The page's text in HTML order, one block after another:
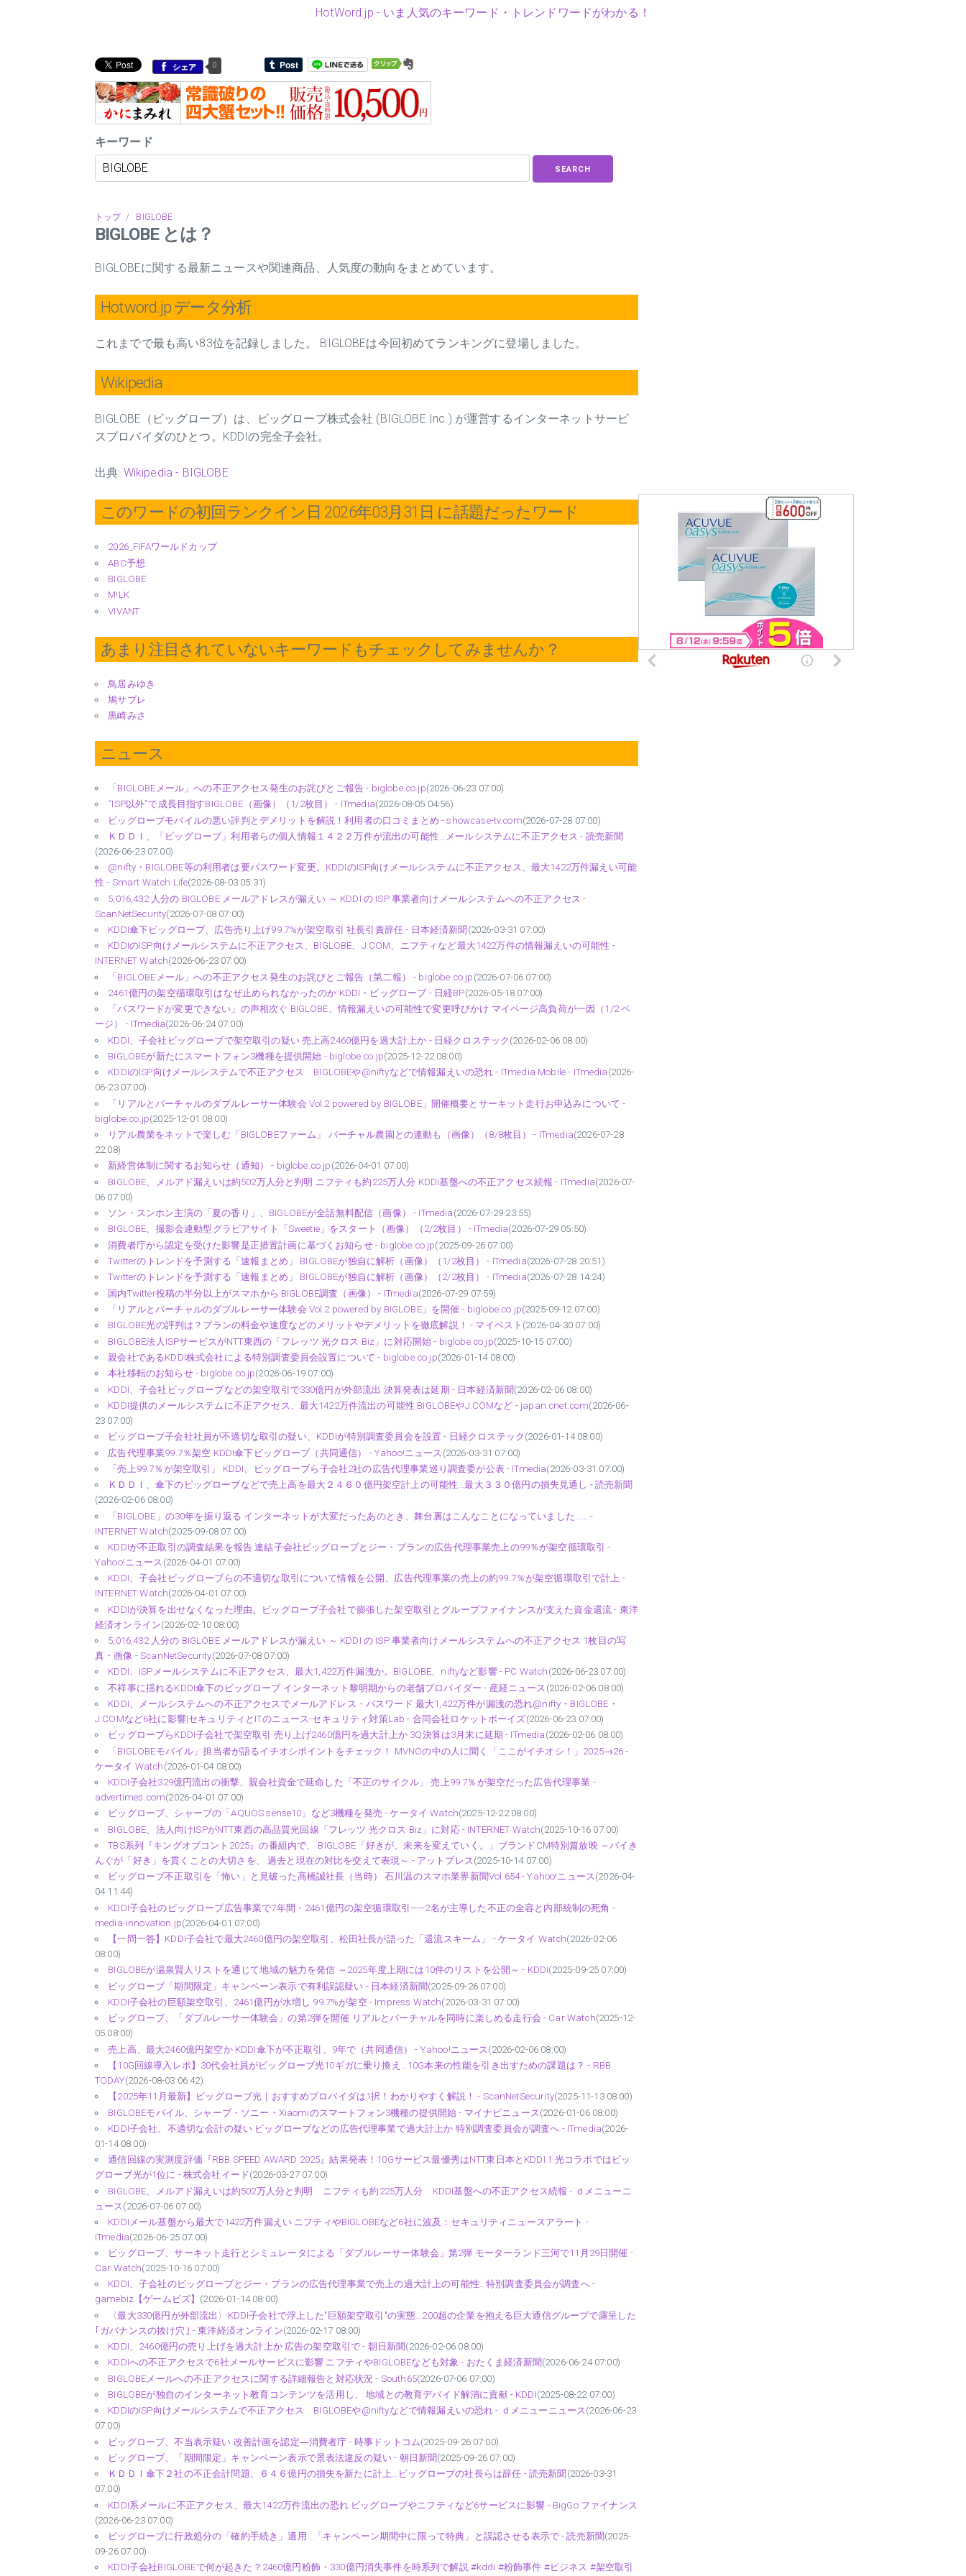
HotWord.jp - いま人気のキーワード・トレンドワードがわかる！
シェア 0
キーワード
SEARCH
トップ/ BIGLOBE
BIGLOBE とは？
BIGLOBEに関する最新ニュースや関連商品、人気度の動向をまとめています。
Hotword.jp データ分析
これまでで最も高い83位を記録しました。 BIGLOBEは今回初めてランキングに登場しました。
Wikipedia
BIGLOBE（ビッグローブ）は、ビッグローブ株式会社 (BIGLOBE Inc.) が運営するインターネットサービ
スプロバイダのひとつ。KDDIの完全子会社。
出典: Wikipedia - BIGLOBE
このワードの初回ランクイン日 2026年03月31日 に話題だったワード
2026_FIFAワールドカップ
ABC予想
BIGLOBE
M!LK
VIVANT
あまり注目されていないキーワードもチェックしてみませんか？
鳥居みゆき
鳩サブレ
黒崎みさ
ニュース
「BIGLOBEメール」への不正アクセス発生のお詫びとご報告 - biglobe.co.jp(2026-06-23 07:00)
“ISP以外”で成長目指すBIGLOBE（画像）（1/2枚目） - ITmedia(2026-08-05 04:56)
ビッグローブモバイルの悪い評判とデメリットを解説！利用者の口コミまとめ - showcase-tv.com(2026-07-28 07:00)
ＫＤＤＩ、「ビッグローブ」利用者らの個人情報１４２２万件が流出の可能性…メールシステムに不正アクセス - 読売新聞
(2026-06-23 07:00)
@nifty・BIGLOBE等の利用者は要パスワード変更。KDDIのISP向けメールシステムに不正アクセス、最大1422万件漏えい可能
性 - Smart Watch Life(2026-08-03 05:31)
5,016,432 人分の BIGLOBE メールアドレスが漏えい ～ KDDI の ISP 事業者向けメールシステムへの不正アクセス -
ScanNetSecurity(2026-07-08 07:00)
KDDI傘下ビッグローブ、広告売り上げ99.7%が架空取引 社長引責辞任 - 日本経済新聞 (2026-03-31 07:00)
KDDIのISP向けメールシステムに不正アクセス、BIGLOBE、J:COM、ニフティなど最大1422万件の情報漏えいの可能性 -
INTERNET Watch(2026-06-23 07:00)
「BIGLOBEメール」への不正アクセス発生のお詫びとご報告（第二報） - biglobe.co.jp (2026-07-06 07:00)
2461億円の架空循環取引はなぜ止められなかったのか KDDI・ビッグローブ - 日経BP(2026-05-18 07:00)
「パスワードが変更できない」の声相次ぐ BIGLOBE、情報漏えいの可能性で変更呼びかけ マイページ高負荷が一因（1/2 ペ
ージ） - ITmedia(2026-06-24 07:00)
KDDI、子会社ビッグローブで架空取引の疑い 売上高2460億円を過大計上か - 日経クロステック (2026-02-06 08:00)
BIGLOBEが新たにスマートフォン3機種を提供開始 - biglobe.co.jp(2025-12-22 08:00)
KDDIのISP向けメールシステムで不正アクセス BIGLOBEや@niftyなどで情報漏えいの恐れ - ITmedia Mobile - ITmedia (2026-
06-23 07:00)
「リアルとバーチャルのダブルレーサー体験会 Vol.2 powered by BIGLOBE」開催概要とサーキット走行お申込みについて -
biglobe.co.jp(2025-12-01 08:00)
リアル農業をネットで楽しむ「BIGLOBEファーム」 バーチャル農園との連動も（画像）（8/8枚目） - ITmedia(2026-07-28
22:08)
新経営体制に関するお知らせ（通知） - biglobe.co.jp (2026-04-01 07:00)
BIGLOBE、メルアド漏えいは約502万人分と判明 ニフティも約225万人分 KDDI基盤への不正アクセス続報 - ITmedia(2026-07-
06 07:00)
ソン・スンホン主演の「夏の香り」、BIGLOBEが全話無料配信（画像） - ITmedia (2026-07-29 23:55)
BIGLOBE、撮影会連動型グラビアサイト「Sweetie」をスタート（画像）（2/2枚目） - ITmedia(2026-07-29 05:50)
消費者庁から認定を受けた影響是正措置計画に基づくお知らせ - biglobe.co.jp(2025-09-26 07:00)
Twitterのトレンドを予測する「速報まとめ」 BIGLOBEが独自に解析（画像）（1/2枚目） - ITmedia(2026-07-28 20:51)
Twitterのトレンドを予測する「速報まとめ」 BIGLOBEが独自に解析（画像）（2/2枚目） - ITmedia(2026-07-28 14:24)
国内Twitter投稿の半分以上がスマホから BIGLOBE調査（画像） - ITmedia(2026-07-29 07:59)
「リアルとバーチャルのダブルレーサー体験会 Vol.2 powered by BIGLOBE」を開催 - biglobe.co.jp(2025-09-12 07:00)
BIGLOBE光の評判は？プランの料金や速度などのメリットやデメリットを徹底解説！ - マイベスト (2026-04-30 07:00)
BIGLOBE法人ISPサービスがNTT東西の「フレッツ 光クロス Biz」に対応開始 - biglobe.co.jp(2025-10-15 07:00)
親会社であるKDDI株式会社による特別調査委員会設置について - biglobe.co.jp(2026-01-14 08:00)
本社移転のお知らせ - biglobe.co.jp(2026-06-19 07:00)
KDDI、子会社ビッグローブなどの架空取引で330億円が外部流出 決算発表は延期 - 日本経済新聞(2026-02-06 08:00)
KDDI提供のメールシステムに不正アクセス、最大1422万件流出の可能性 BIGLOBEやJ:COMなど - japan.cnet.com(2026-06-
23 07:00)
ビッグローブ子会社社員が不適切な取引の疑い、KDDIが特別調査委員会を設置 - 日経クロステック (2026-01-14 08:00)
広告代理事業99.7％架空 KDDI傘下ビッグローブ（共同通信） - Yahoo!ニュース (2026-03-31 07:00)
「売上99.7％が架空取引」 KDDI、ビッグローブら子会社2社の広告代理事業巡り調査委が公表 - ITmedia(2026-03-31 07:00)
ＫＤＤＩ、傘下のビッグローブなどで売上高を最大２４６０億円架空計上の可能性…最大３３０億円の損失見通し - 読売新聞
(2026-02-06 08:00)
「BIGLOBE」の30年を振り返る インターネットが大変だったあのとき、舞台裏はこんなことになっていました…… -
INTERNET Watch(2025-09-08 07:00)
KDDIが不正取引の調査結果を報告 連結子会社ビッグローブとジー・プランの広告代理事業売上の99％が架空循環取引 -
Yahoo!ニュース (2026-04-01 07:00)
KDDI、子会社ビッグローブらの不適切な取引について情報を公開、広告代理事業の売上の約99.7％が架空循環取引で計上 -
INTERNET Watch(2026-04-01 07:00)
KDDIが決算を出せなくなった理由。ビッグローブ子会社で膨張した架空取引とグループファイナンスが支えた資金還流 - 東洋
経済オンライン(2026-02-10 08:00)
5,016,432 人分の BIGLOBE メールアドレスが漏えい ～ KDDI の ISP 事業者向けメールシステムへの不正アクセス 1枚目の写
真・画像 - ScanNetSecurity(2026-07-08 07:00)
KDDI、ISPメールシステムに不正アクセス、最大1,422万件漏洩か。BIGLOBE、niftyなど影響 - PC Watch (2026-06-23 07:00)
不祥事に揺れるKDDI傘下のビッグローブ インターネット黎明期からの老舗プロバイダー - 産経ニュース (2026-02-06 08:00)
KDDI、メールシステムへの不正アクセスでメールアドレス・パスワード 最大1,422万件が漏洩の恐れ@nifty・BIGLOBE・
J:COMなど6社に影響|セキュリティとITのニュース-セキュリティ対策Lab - 合同会社ロケットボーイズ(2026-06-23 07:00)
ビッグローブらKDDI子会社で架空取引 売り上げ2460億円を過大計上か 3Q決算は3月末に延期 - ITmedia (2026-02-06 08:00)
「BIGLOBEモバイル」担当者が語るイチオシポイントをチェック！ MVNOの中の人に聞く「ここがイチオシ！」2025→26 -
ケータイ Watch (2026-01-04 08:00)
KDDI子会社329億円流出の衝撃、親会社資金で延命した「不正のサイクル」 売上99.7％が架空だった広告代理事業 -
advertimes.com(2026-04-01 07:00)
ビッグローブ、シャープの「AQUOS sense10」など3機種を発売 - ケータイ Watch(2025-12-22 08:00)
BIGLOBE、法人向けISPがNTT東西の高品質光回線「フレッツ 光クロス Biz」に対応 - INTERNET Watch(2025-10-16 07:00)
TBS系列『キングオブコント2025』の番組内で、 BIGLOBE「好きが、未来を変えていく。」ブランドCM特別篇放映 ～バイき
んぐが「好き」を貫くことの大切さを、 過去と現在の対比を交えて表現～ - アットプレス (2025-10-14 07:00)
ビッグローブ不正取引を「怖い」と見破った髙橋誠社長（当時） 石川温のスマホ業界新聞Vol.654 - Yahoo!ニュース(2026-04-
04 11:44)
KDDI子会社のビッグローブ広告事業で7年間・2461億円の架空循環取引——2名が主導した不正の全容と内部統制の死角 -
media-innovation.jp(2026-04-01 07:00)
【一問一答】KDDI子会社で最大2460億円の架空取引、松田社長が語った「還流スキーム」 - ケータイ Watch(2026-02-06
08:00)
BIGLOBEが温泉賢人リストを通じて地域の魅力を発信 ～2025年度上期には10件のリストを公開～ - KDDI(2025-09-25 07:00)
ビッグローブ「期間限定」キャンペーン表示で有利誤認疑い - 日本経済新聞(2025-09-26 07:00)
KDDI子会社の巨額架空取引、2461億円が水増し 99.7%が架空 - Impress Watch(2026-03-31 07:00)
ビッグローブ、「ダブルレーサー体験会」の第2弾を開催 リアルとバーチャルを同時に楽しめる走行会 - Car Watch(2025-12-
05 08:00)
売上高、最大2460億円架空か KDDI傘下が不正取引、9年で（共同通信） - Yahoo!ニュース (2026-02-06 08:00)
【10G回線導入レポ】30代会社員がビッグローブ光10ギガに乗り換え…10G本来の性能を引き出すための課題は？ - RBB
TODAY(2026-08-03 06:42)
【2025年11月最新】ビッグローブ光｜おすすめプロバイダは1択！わかりやすく解説！ - ScanNetSecurity(2025-11-13 08:00)
BIGLOBEモバイル、シャープ・ソニー・Xiaomiのスマートフォン3機種の提供開始 - マイナビニュース (2026-01-06 08:00)
KDDI子会社、不適切な会計の疑い ビッグローブなどの広告代理事業で過大計上か 特別調査委員会が調査へ - ITmedia(2026-
01-14 08:00)
通信回線の実測度評価『RBB SPEED AWARD 2025』結果発表！10Gサービス最優秀はNTT東日本とKDDI！光コラボではビッ
グローブ光が1位に - 株式会社イード(2026-03-27 07:00)
BIGLOBE、メルアド漏えいは約502万人分と判明 ニフティも約225万人分 KDDI基盤への不正アクセス続報 - ｄメニューニ
ュース (2026-07-06 07:00)
KDDIメール基盤から最大で1422万件漏えい ニフティやBIGLOBEなど6社に波及：セキュリティニュースアラート -
ITmedia(2026-06-25 07:00)
ビッグローブ、サーキット走行とシミュレータによる「ダブルレーサー体験会」第2弾 モーターランド三河で11月29日開催 -
Car Watch(2025-10-16 07:00)
KDDI、子会社のビッグローブとジー・プランの広告代理事業で売上の過大計上の可能性…特別調査委員会が調査へ -
gamebiz【ゲームビズ】 (2026-01-14 08:00)
〈最大330億円が外部流出〉KDDI子会社で浮上した"巨額架空取引"の実態…200超の企業を抱える巨大通信グループで露呈した
｢ガバナンスの抜け穴｣ - 東洋経済オンライン(2026-02-17 08:00)
KDDI、2460億円の売り上げを過大計上か 広告の架空取引で - 朝日新聞(2026-02-06 08:00)
KDDIへの不正アクセスで6社メールサービスに影響 ニフティやBIGLOBEなども対象 - おたくま経済新聞(2026-06-24 07:00)
BIGLOBEメールへの不正アクセスに関する詳細報告と対応状況 - South65(2026-07-06 07:00)
BIGLOBEが独自のインターネット教育コンテンツを活用し、 地域との教育デバイド解消に貢献 - KDDI(2025-08-22 07:00)
KDDIのISP向けメールシステムで不正アクセス BIGLOBEや@niftyなどで情報漏えいの恐れ - ｄメニューニュース(2026-06-23
07:00)
ビッグローブ、不当表示疑い 改善計画を認定―消費者庁 - 時事ドットコム(2025-09-26 07:00)
ビッグローブ、「期間限定」キャンペーン表示で景表法違反の疑い - 朝日新聞(2025-09-26 07:00)
ＫＤＤＩ傘下２社の不正会計問題、６４６億円の損失を新たに計上…ビッグローブの社長らは辞任 - 読売新聞 (2026-03-31
07:00)
KDDI系メールに不正アクセス、最大1422万件流出の恐れ ビッグローブやニフティなど6サービスに影響 - BigGo ファイナンス
(2026-06-23 07:00)
ビッグローブに行政処分の「確約手続き」適用…「キャンペーン期間中に限って特典」と誤認させる表示で - 読売新聞(2025-
09-26 07:00)
KDDI子会社BIGLOBEで何が起きた？2460億円粉飾・330億円消失事件を時系列で解説 #kddi #粉飾事件 #ビジネス #架空取引